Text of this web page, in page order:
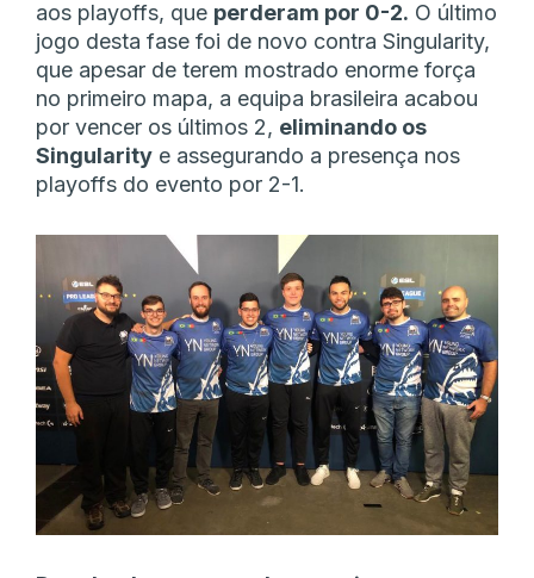
aos playoffs, que perderam por 0-2. O último
jogo desta fase foi de novo contra Singularity,
que apesar de terem mostrado enorme força
no primeiro mapa, a equipa brasileira acabou
por vencer os últimos 2, eliminando os
Singularity e assegurando a presença nos
playoffs do evento por 2-1.